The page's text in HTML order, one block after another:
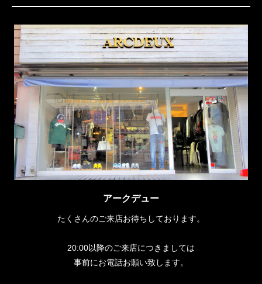
アークデュー
たくさんのご来店お待ちしております。
20:00以降のご来店につきましては
事前にお電話お願い致します。